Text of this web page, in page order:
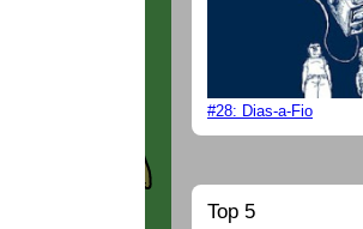
#28: Dias-a-Fio
Top 5